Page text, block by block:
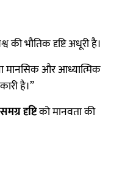
भौतिक दृष्टि अधूरी है।
मानसिक और आध्यात्मिक
है।”
दृष्टिको मानवता की